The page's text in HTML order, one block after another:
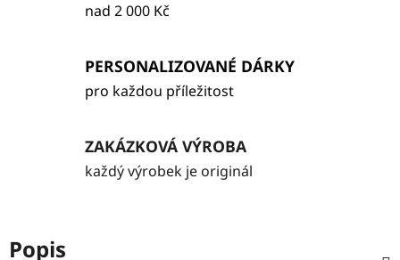
nad 2 000 Kč
PERSONALIZOVANÉ DÁRKY
pro každou příležitost
ZAKÁZKOVÁ VÝROBA
každý výrobek je originál
Popis